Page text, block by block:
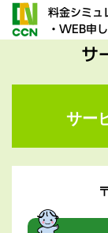
料金シミュ
・WEB申
サ
サー